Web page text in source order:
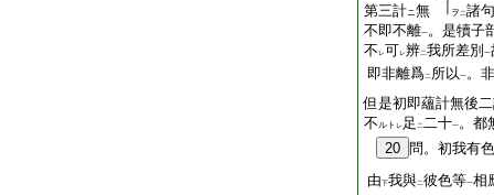
第三計ニ無 ヲ 二諸
不即不離一。是犢子
不 レ可レ辨二我所差別 一
即非離爲二 所以一。非
但是初即蘊計無後
不ルト レ足 二二十一。都
20 問。初我有色
由下我與二彼色等一相